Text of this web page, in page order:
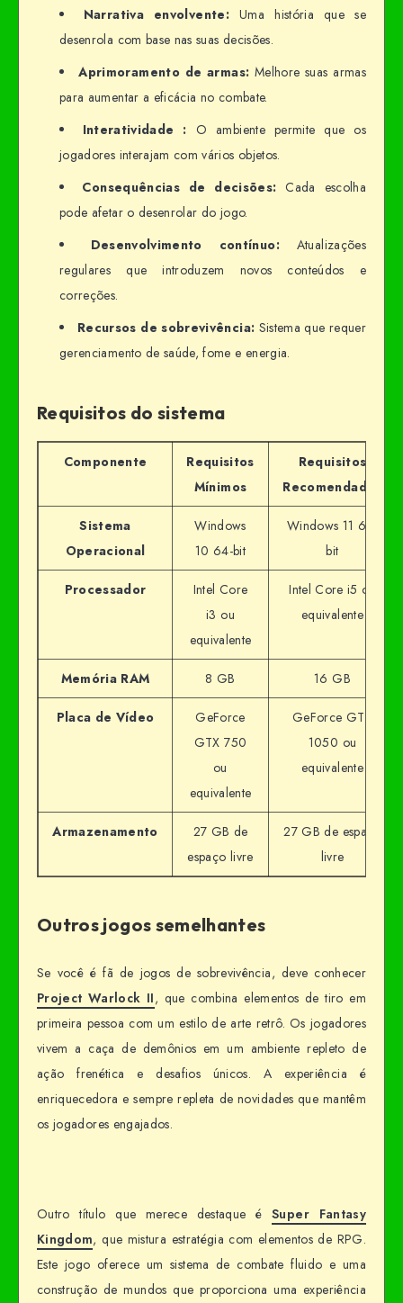
Narrativa envolvente:Uma história que se
desenrola com base nas suas decisões.
Aprimoramento de armas: Melhore suas armas
para aumentar a eficácia no combate.
Interatividade : O ambiente permite que os
jogadores interajam com vários objetos.
Consequências de decisões: Cada escolha
pode afetar o desenrolar do jogo.
Desenvolvimento contínuo:Atualizações
regulares que introduzem novos conteúdos e
correções.
Recursos de sobrevivência: Sistema que requer
gerenciamento de saúde, fome e energia.
Requisitos do sistema
Componente
Requisitos
Mínimos
Requisitos
Recomendados
Sistema
Operacional
Windows
10 64-bit
Windows 11 64-
bit
Processador
Intel Core
i3 ou
equivalente
Intel Core i5 ou
equivalente
Memória RAM 8 GB 16 GB
Placa de Vídeo
GeForce
GTX 750
ou
equivalente
GeForce GTX
1050 ou
equivalente
Armazenamento
27 GB de
espaço livre
27 GB de espaço
livre
Outros jogos semelhantes
Se você é fã de jogos de sobrevivência, deve conhecer
Project Warlock II, que combina elementos de tiro em
primeira pessoa com um estilo de arte retrô. Os jogadores
vivem a caça de demônios em um ambiente repleto de
ação frenética e desafios únicos. A experiência é
enriquecedora e sempre repleta de novidades que mantêm
os jogadores engajados.
Outro título que merece destaque éSuper Fantasy
Kingdom, que mistura estratégia com elementos de RPG.
Este jogo oferece um sistema de combate fluido e uma
construção de mundos que proporciona uma experiência